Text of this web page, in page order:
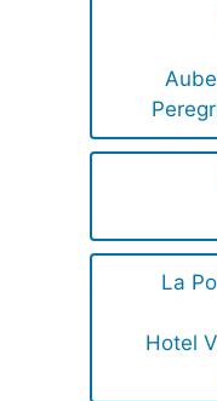
La
Hotel